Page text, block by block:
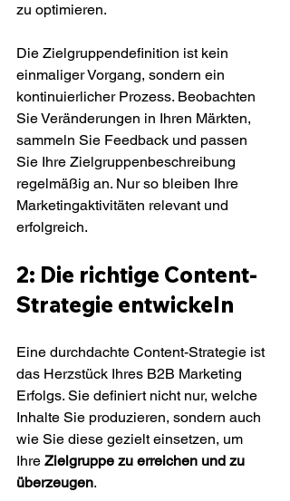
zu optimieren.
Die Zielgruppendefinition ist kein
einmaliger Vorgang, sondern ein
kontinuierlicher Prozess. Beobachten
Sie Veränderungen in Ihren Märkten,
sammeln Sie Feedback und passen
Sie Ihre Zielgruppenbeschreibung
regelmäßig an. Nur so bleiben Ihre
Marketingaktivitäten relevant und
erfolgreich.
2: Die richtige Content-
Strategie entwickeln
Eine durchdachte Content-Strategie ist
das Herzstück Ihres B2B Marketing
Erfolgs. Sie definiert nicht nur, welche
Inhalte Sie produzieren, sondern auch
wie Sie diese gezielt einsetzen, um
Ihre Zielgruppe zu erreichen und zu
überzeugen.